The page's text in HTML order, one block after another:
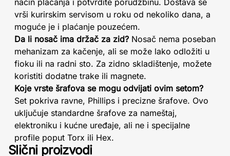
način plaćanja i potvrdite porudžbinu. Dostava se
vrši kurirskim servisom u roku od nekoliko dana, a
moguće je i plaćanje pouzećem.
Da li nosač ima držač za zid? Nosač nema poseban
mehanizam za kačenje, ali se može lako odložiti u
fioku ili na radni sto. Za zidno skladištenje, možete
koristiti dodatne trake ili magnete.
Koje vrste šrafova se mogu odvijati ovim setom?
Set pokriva ravne, Phillips i precizne šrafove. Ovo
uključuje standardne šrafove za nameštaj,
elektroniku i kućne uređaje, ali ne i specijalne
profile poput Torx ili Hex.
Slični proizvodi